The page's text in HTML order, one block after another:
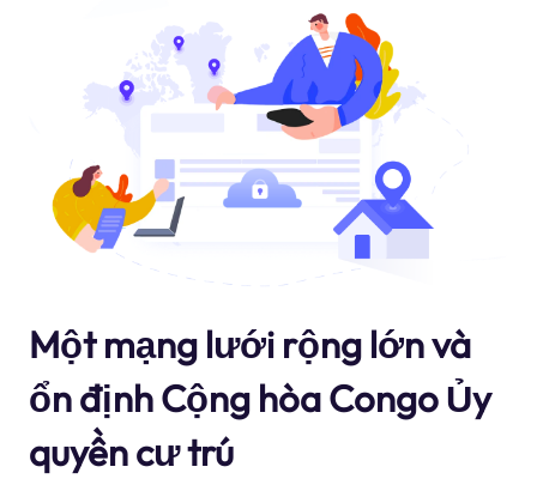
Một mạng lưới rộng lớn và
ổn định Cộng hòa Congo Ủy
quyền cư trú